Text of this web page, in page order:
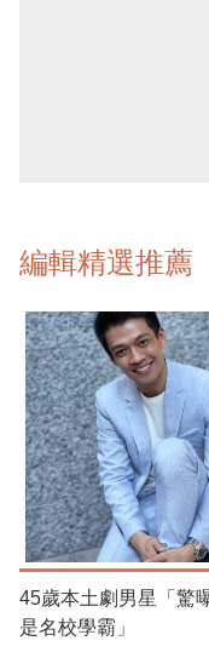
編輯精選推薦
45歲本土劇男星「驚
是名校學霸」